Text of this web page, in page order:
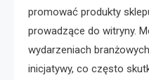
promować produkty
prowadzące do witryny.
wydarzeniach
inicjatywy, co często